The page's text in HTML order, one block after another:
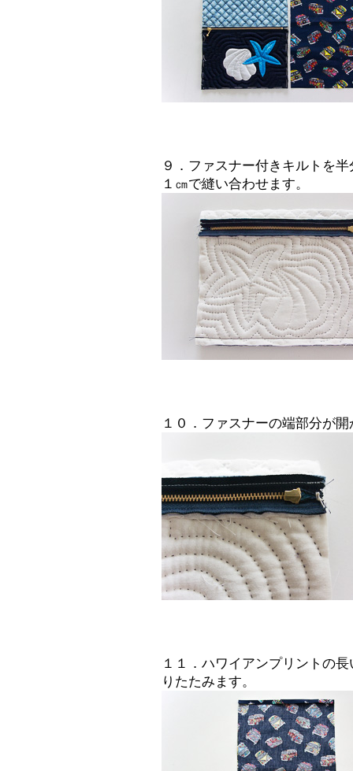
９．ファスナー付きキルトを
１㎝で縫い合わせます。
１０．ファスナーの端部分が
１１．ハワイアンプリントの
りたたみます。